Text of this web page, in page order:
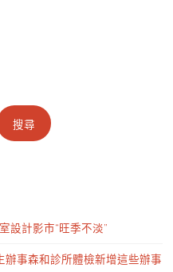
搜尋
設計影市“旺季不淡”
事森和診所體檢新增這些辦事